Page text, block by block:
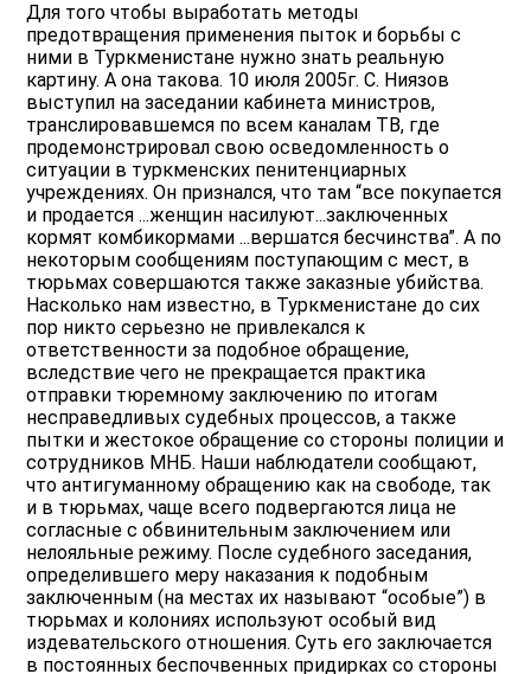
Для того чтобы выработать методы
предотвращения применения пыток и борьбы с
ними в Туркменистане нужно знать реальную
картину. А она такова. 10 июля 2005г. С. Ниязов
выступил на заседании кабинета министров,
транслировавшемся по всем каналам ТВ, где
продемонстрировал свою осведомленность о
ситуации в туркменских пенитенциарных
учреждениях. Он признался, что там “все покупается
и продается ...женщин насилуют...заключенных
кормят комбикормами ...вершатся бесчинства”. А по
некоторым сообщениям поступающим с мест, в
тюрьмах совершаются также заказные убийства.
Насколько нам известно, в Туркменистане до сих
пор никто серьезно не привлекался к
ответственности за подобное обращение,
вследствие чего не прекращается практика
отправки тюремному заключению по итогам
несправедливых судебных процессов, а также
пытки и жестокое обращение со стороны полиции и
сотрудников МНБ. Наши наблюдатели сообщают,
что антигуманному обращению как на свободе, так
и в тюрьмах, чаще всего подвергаются лица не
согласные с обвинительным заключением или
нелояльные режиму. После судебного заседания,
определившего меру наказания к подобным
заключенным (на местах их называют “особые”) в
тюрьмах и колониях используют особый вид
издевательского отношения. Суть его заключается
в постоянных беспочвенных придирках со стороны